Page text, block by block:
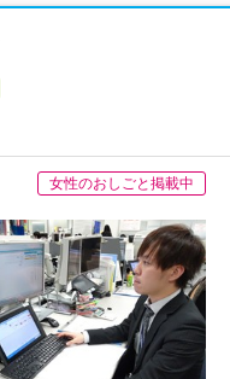
女性のおしごと掲載中